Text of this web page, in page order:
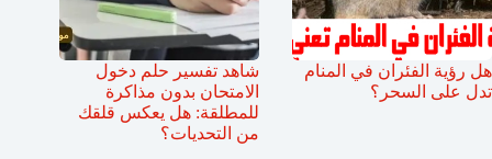
هل رؤية الفئران في المنام
تدل على السحر؟
شاهد تفسير حلم دخول
الامتحان بدون مذاكرة
للمطلقة: هل يعكس قلقك
من التحديات؟